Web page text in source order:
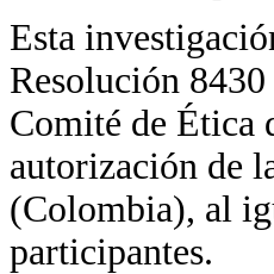
Esta
Resolución
Comité de Ética
autorización de
(Colombia), al
participantes.